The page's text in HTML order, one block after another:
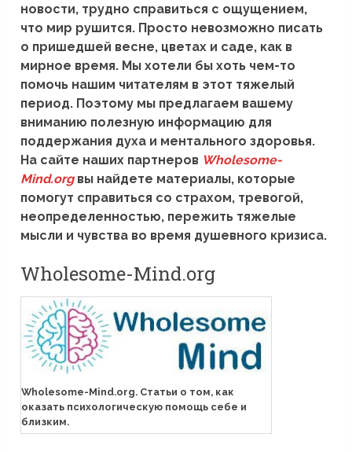
новости, трудно справиться с ощущением,
что мир рушится. Просто невозможно писать
о пришедшей весне, цветах и саде, как в
мирное время. Мы хотели бы хоть чем-то
помочь нашим читателям в этот тяжелый
период. Поэтому мы предлагаем вашему
вниманию полезную информацию для
поддержания духа и ментального здоровья.
На сайте наших партнеров Wholesome-
Mind.orgвы найдете материалы, которые
помогут справиться со страхом, тревогой,
неопределенностью, пережить тяжелые
мысли и чувства во время душевного кризиса.
Wholesome-Mind.org
Wholesome-Mind.org. Статьи о том, как
оказать психологическую помощь себе и
близким.